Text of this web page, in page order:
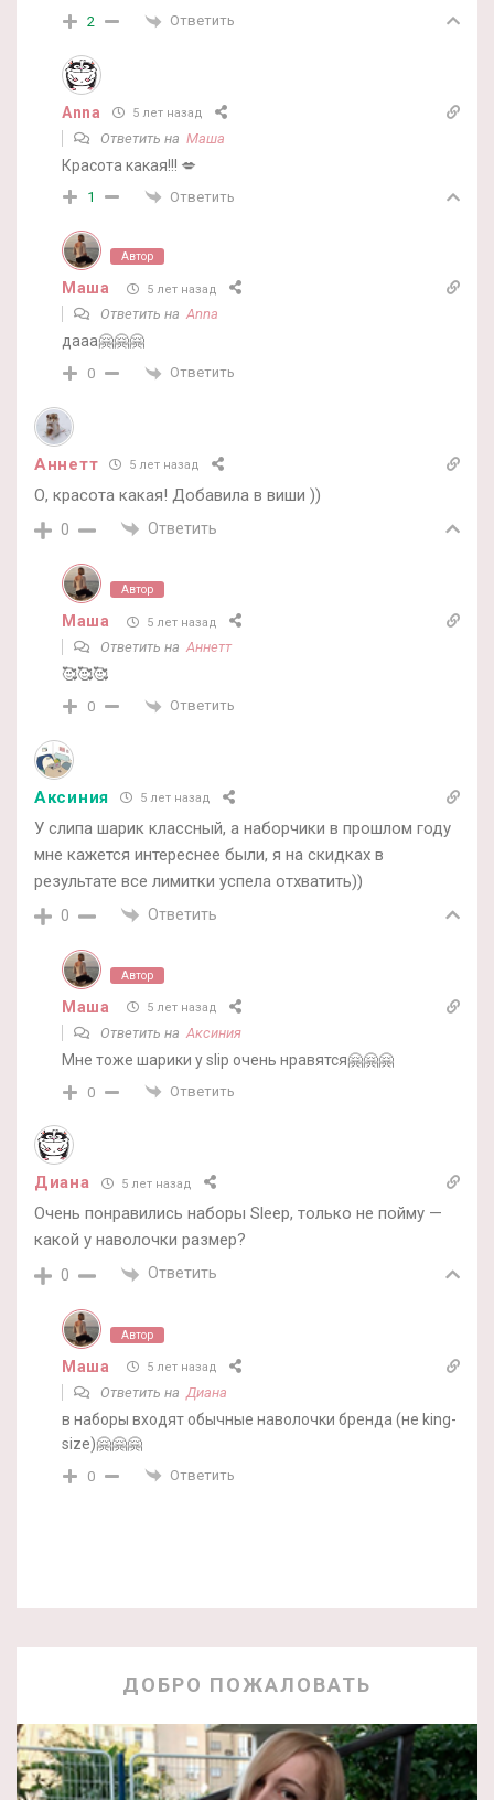
2 Ответить
Anna 5 лет назад
Ответить на Маша
Красота какая!!! 💋
1 Ответить
Автор
Маша 5 лет назад
Ответить наAnna
дааа🤗🤗🤗
0 Ответить
Аннетт 5 лет назад
О, красота какая! Добавила в виши ))
0 Ответить
Автор
Маша 5 лет назад
Ответить наАннетт
🥰🥰🥰
0 Ответить
Аксиния 5 лет назад
У слипа шарик классный, а наборчики в прошлом году
мне кажется интереснее были, я на скидках в
результате все лимитки успела отхватить))
0 Ответить
Автор
Маша 5 лет назад
Ответить на Аксиния
Мне тоже шарики у slip очень нравятся🤗🤗🤗
0 Ответить
Диана 5 лет назад
Очень понравились наборы Sleep, только не пойму —
какой у наволочки размер?
0 Ответить
Автор
Маша 5 лет назад
Ответить на Диана
в наборы входят обычные наволочки бренда (не king-
size)🤗🤗🤗
0 Ответить
ДОБРО ПОЖАЛОВАТЬ